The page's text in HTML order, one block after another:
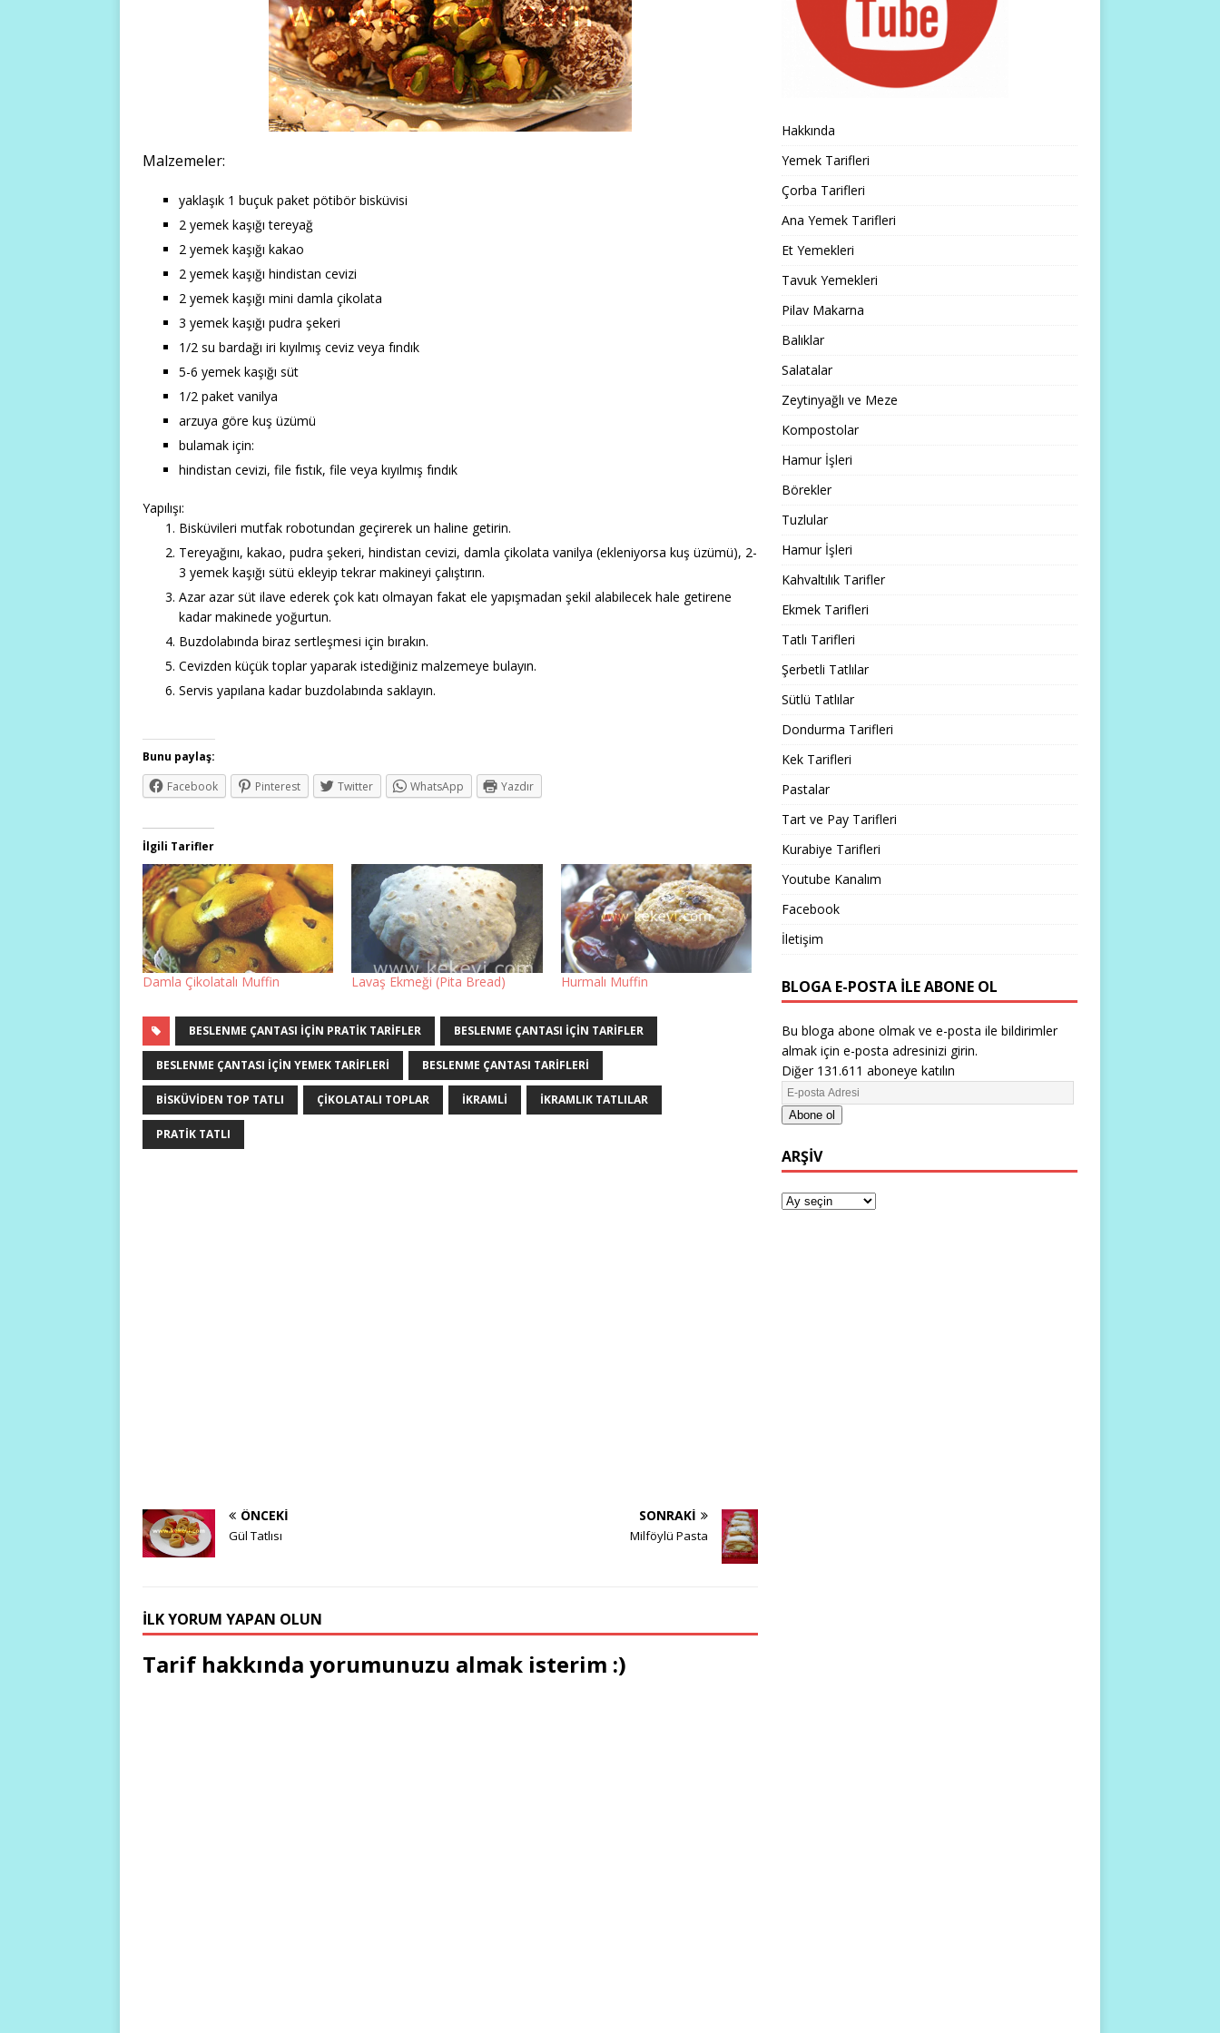
Malzemeler:
yaklaşık 1 buçuk paket pötibör bisküvisi
2 yemek kaşığı tereyağ
2 yemek kaşığı kakao
2 yemek kaşığı hindistan cevizi
2 yemek kaşığı mini damla çikolata
3 yemek kaşığı pudra şekeri
1/2 su bardağı iri kıyılmış ceviz veya fındık
5-6 yemek kaşığı süt
1/2 paket vanilya
arzuya göre kuş üzümü
bulamak için:
hindistan cevizi, file fıstık, file veya kıyılmış fındık
Yapılışı:
Bisküvileri mutfak robotundan geçirerek un haline getirin.
Tereyağını, kakao, pudra şekeri, hindistan cevizi, damla çikolata vanilya (ekleniyorsa kuş üzümü), 2-
3 yemek kaşığı sütü ekleyip tekrar makineyi çalıştırın.
Azar azar süt ilave ederek çok katı olmayan fakat ele yapışmadan şekil alabilecek hale getirene
kadar makinede yoğurtun.
Buzdolabında biraz sertleşmesi için bırakın.
Cevizden küçük toplar yaparak istediğiniz malzemeye bulayın.
Servis yapılana kadar buzdolabında saklayın.
Bunu paylaş:
Facebook
Pinterest Twitter WhatsApp Yazdır
İlgili Tarifler
Damla Çikolatalı Muffin Lavaş Ekmeği (Pita Bread) Hurmalı Muffin
BESLENME ÇANTASI IÇIN PRATIK TARIFLER BESLENME ÇANTASI IÇIN TARIFLER
BESLENME ÇANTASI IÇIN YEMEK TARIFLERI BESLENME ÇANTASI TARIFLERI
BISKÜVIDEN TOP TATLI ÇIKOLATALI TOPLAR IKRAMLI IKRAMLIK TATLILAR
PRATIK TATLI
ÖNCEKI
Gül Tatlısı
SONRAKI
Milföylü Pasta
İLK YORUM YAPAN OLUN
Tarif hakkında yorumunuzu almak isterim :)
Hakkında
Yemek Tarifleri
Çorba Tarifleri
Ana Yemek Tarifleri
Et Yemekleri
Tavuk Yemekleri
Pilav Makarna
Balıklar
Salatalar
Zeytinyağlı ve Meze
Kompostolar
Hamur İşleri
Börekler
Tuzlular
Hamur İşleri
Kahvaltılık Tarifler
Ekmek Tarifleri
Tatlı Tarifleri
Şerbetli Tatlılar
Sütlü Tatlılar
Dondurma Tarifleri
Kek Tarifleri
Pastalar
Tart ve Pay Tarifleri
Kurabiye Tarifleri
Youtube Kanalım
Facebook
İletişim
BLOGA E-POSTA ILE ABONE OL
Bu bloga abone olmak ve e-posta ile bildirimler
almak için e-posta adresinizi girin.
Diğer 131.611 aboneye katılın
Abone ol
ARŞIV